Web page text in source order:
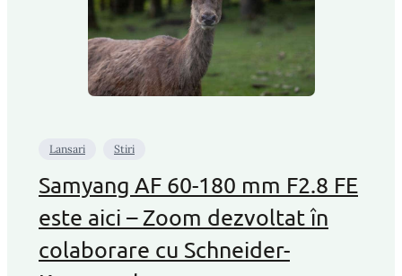
Lansari Stiri
Samyang AF 60-180 mm F2.8 FE
este aici – Zoom dezvoltat în
colaborare cu Schneider-